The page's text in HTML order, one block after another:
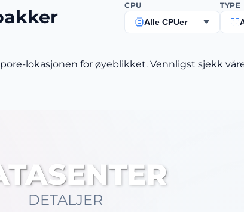
CPU
Alle CPUer
TYPE
lokasjonen for øyeblikket. Vennligst sjekk
DETALJER